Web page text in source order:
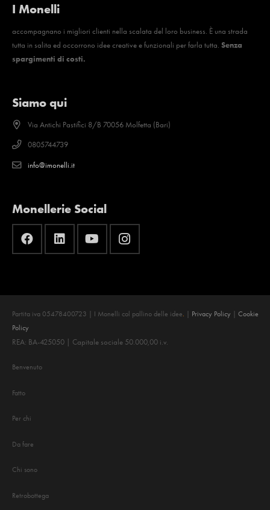
I Monelli
accompagnano i migliori clienti nella scalata del loro business. È una strada
tutta in salita ed occorrono idee creative e funzionali per farla tutta. Senza
spargimenti di costi.
Siamo qui
Via Antichi Pastifici 8/B 70056 Molfetta (Bari)
0805744739
info@imonelli.it
Monellerie Social
Partita iva 05478400723 | I Monelli col pallino delle idee | Privacy Policy | Cookie
Policy
REA: BA-425050 | Capitale sociale 50.000,00 i.v.
Benvenuto
Fatto
Per chi
Da fare
Chi sono
Retrobottega